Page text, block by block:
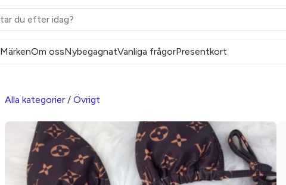
MärkenOm ossNybegagnatVanliga frågorPresentkort
Alla kategorier / Övrigt